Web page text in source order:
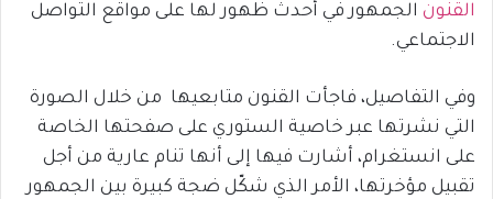
القنون الجمهور في أحدث ظهور لها على مواقع التواصل
الاجتماعي.
وفي التفاصيل، فاجأت القنون متابعيها من خلال الصورة
التي نشرتها عبر خاصية الستوري على صفحتها الخاصة
على انستغرام، أشارت فيها إلى أنها تنام عارية من أجل
تقبيل مؤخرتها، الأمر الذي شكّل ضجة كبيرة بين الجمهور